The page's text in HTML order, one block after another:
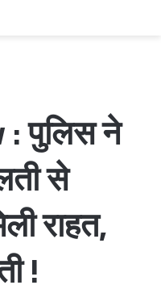
पुलिस ने
से
राहत,
!